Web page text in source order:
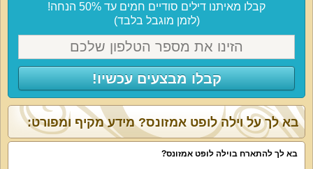
קבלו מאיתנו דילים סודיים חמים עד 50% הנחה!
(לזמן מוגבל בלבד)
קבלו מבצעים עכשיו!
בא לך על וילה לופט אמזונס? מידע מקיף ומפורט:
בא לך להתארח בוילה לופט אמזונס?